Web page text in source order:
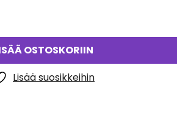
OSTOSKORIIN
Lisää suosikkeihin